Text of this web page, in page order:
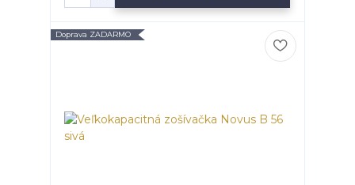
Doprava ZADARMO